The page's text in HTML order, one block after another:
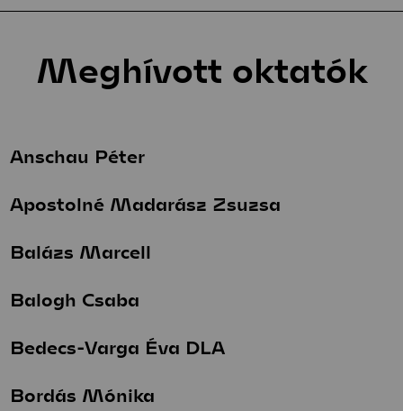
Meghívott oktatók
Anschau Péter
Apostolné Madarász Zsuzsa
Balázs Marcell
Balogh Csaba
Bedecs-Varga Éva DLA
Bordás Mónika